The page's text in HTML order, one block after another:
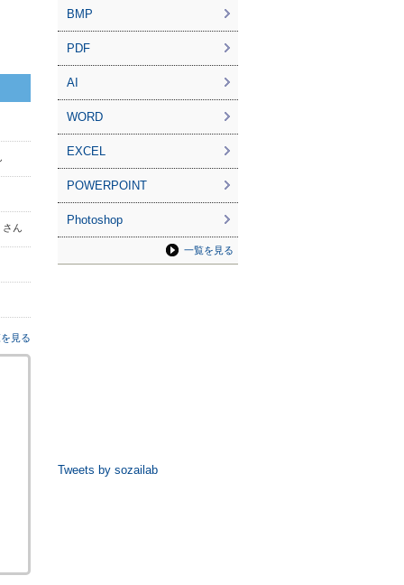
さん
見る
BMP
PDF
AI
WORD
EXCEL
POWERPOINT
Photoshop
一覧を見る
Tweets by sozailab